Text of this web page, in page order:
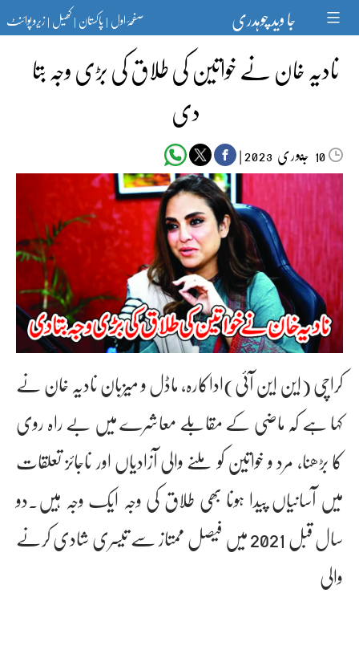
content جا وید چوہدری صفحۂ اول|پاکستان|کھیل|زیرو پوائنٹ
نادیہ خان نے خواتین کی طلاق کی بڑی وجہ بتا
دی
10 جنوری‬‮ |
کراچی (این این آئی)اداکارہ، ماڈل و میزبان نادیہ خان نے
کہا ہے کہ ماضی کے مقابلے معاشرے میں بے راہ روی
کا بڑھنا، مرد و خواتین کو ملنے والی آزادیاں اور ناجائز تعلقات
میں آسانیاں پیدا ہونا بھی طلاق کی وجہ ایک وجہ ہیں۔دو
سال قبل 2021 میں فیصل ممتاز سے تیسری شادی کرنے
والی